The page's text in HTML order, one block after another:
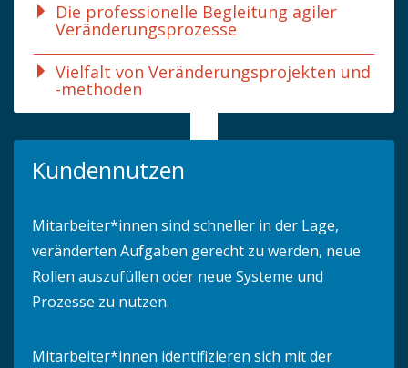
Die professionelle Begleitung agiler
Veränderungsprozesse
Vielfalt von Veränderungsprojekten und
-methoden
Kundennutzen
Mitarbeiter*innen sind schneller in der Lage,
veränderten Aufgaben gerecht zu werden, neue
Rollen auszufüllen oder neue Systeme und
Prozesse zu nutzen.
Mitarbeiter*innen identifizieren sich mit der